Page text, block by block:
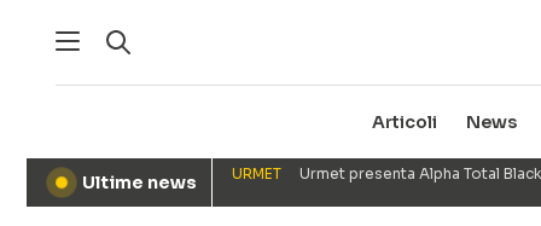
Articoli News
● Ultime news URMET Urmet presenta Alpha Total